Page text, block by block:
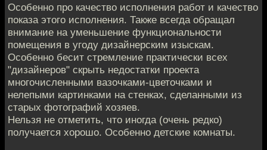
Особенно про качество исполнения работ и качество
показа этого исполнения. Также всегда обращал
внимание на уменьшение функциональности
помещения в угоду дизайнерским изыскам.
Особенно бесит стремление практически всех
"дизайнеров" скрыть недостатки проекта
многочисленными вазочками-цветочками и
нелепыми картинками на стенках, сделанными из
старых фотографий хозяев.
Нельзя не отметить, что иногда (очень редко)
получается хорошо. Особенно детские комнаты.